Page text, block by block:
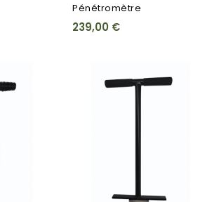
Pénétromètre
239,00 €